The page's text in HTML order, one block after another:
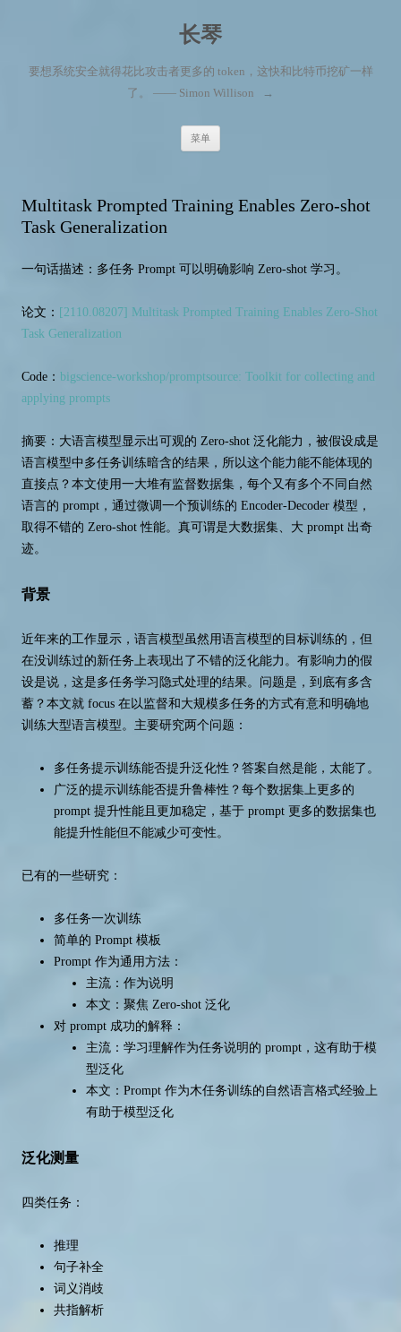
长琴
要想系统安全就得花比攻击者更多的 token，这快和比特币挖矿一样
了。 —— Simon Willison
→
菜单
Multitask Prompted Training Enables Zero-shot
Task Generalization
一句话描述：多任务 Prompt 可以明确影响 Zero-shot 学习。
论文： [2110.08207] Multitask Prompted Training Enables Zero-Shot
Task Generalization
Code： bigscience-workshop/promptsource: Toolkit for collecting and
applying prompts
摘要：大语言模型显示出可观的 Zero-shot 泛化能力，被假设成是
语言模型中多任务训练暗含的结果，所以这个能力能不能体现的
直接点？本文使用一大堆有监督数据集，每个又有多个不同自然
语言的 prompt，通过微调一个预训练的 Encoder-Decoder 模型，
取得不错的 Zero-shot 性能。真可谓是大数据集、大 prompt 出奇
迹。
背景
近年来的工作显示，语言模型虽然用语言模型的目标训练的，但
在没训练过的新任务上表现出了不错的泛化能力。有影响力的假
设是说，这是多任务学习隐式处理的结果。问题是，到底有多含
蓄？本文就 focus 在以监督和大规模多任务的方式有意和明确地
训练大型语言模型。主要研究两个问题：
多任务提示训练能否提升泛化性？答案自然是能，太能了。
广泛的提示训练能否提升鲁棒性？每个数据集上更多的
prompt 提升性能且更加稳定，基于 prompt 更多的数据集也
能提升性能但不能减少可变性。
已有的一些研究：
多任务一次训练
简单的 Prompt 模板
Prompt 作为通用方法：
主流：作为说明
本文：聚焦 Zero-shot 泛化
对 prompt 成功的解释：
主流：学习理解作为任务说明的 prompt，这有助于模
型泛化
本文：Prompt 作为木任务训练的自然语言格式经验上
有助于模型泛化
泛化测量
四类任务：
推理
句子补全
词义消歧
共指解析